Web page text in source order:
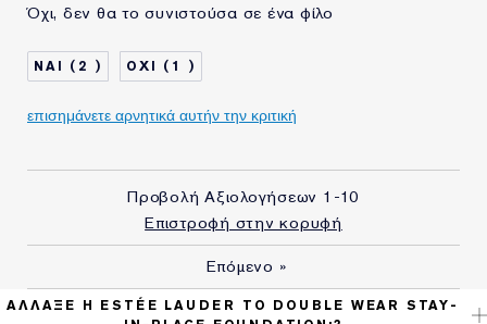
ΤΥΠΟΣ ΔΕΡΜΑΤΟΣ
ΚΑΝΟΝΙΚΟ/ΜΕΙΚΤΟ
ΑΝΑΓΚΗ ΕΠΙΔΕΡΜΙΔΑΣ
ΧΡΗΣΙΜΟΠΟΙΩ
LAUDER ΓΙΑ
Όχι, δεν θα το συνιστούσα σε ένα φίλο
2 1
επισημάνετε αρνητικά αυτήν την κριτική
Προβολή Αξιολογήσεων 1-10
Επιστροφή στην κορυφή
Επόμενο »
ΆΛΛΑΞΕ Η ESTÉE LAUDER ΤΟ DOUBLE WEAR STAY-